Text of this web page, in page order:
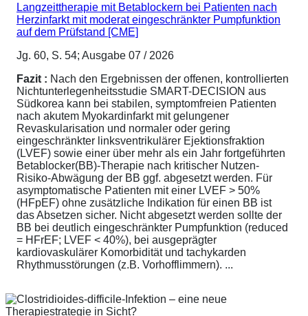
Langzeittherapie mit Betablockern bei Patienten nach
Herzinfarkt mit moderat eingeschränkter Pumpfunktion
auf dem Prüfstand [CME]
Jg. 60, S. 54; Ausgabe 07 / 2026
Fazit : Nach den Ergebnissen der offenen, kontrollierten
Nichtunterlegenheitsstudie SMART-DECISION aus
Südkorea kann bei stabilen, symptomfreien Patienten
nach akutem Myokardinfarkt mit gelungener
Revaskularisation und normaler oder gering
eingeschränkter linksventrikulärer Ejektionsfraktion
(LVEF) sowie einer über mehr als ein Jahr fortgeführten
Betablocker(BB)-Therapie nach kritischer Nutzen-
Risiko-Abwägung der BB ggf. abgesetzt werden. Für
asymptomatische Patienten mit einer LVEF > 50%
(HFpEF) ohne zusätzliche Indikation für einen BB ist
das Absetzen sicher. Nicht abgesetzt werden sollte der
BB bei deutlich eingeschränkter Pumpfunktion (reduced
= HFrEF; LVEF < 40%), bei ausgeprägter
kardiovaskulärer Komorbidität und tachykarden
Rhythmusstörungen (z.B. Vorhofflimmern). ...